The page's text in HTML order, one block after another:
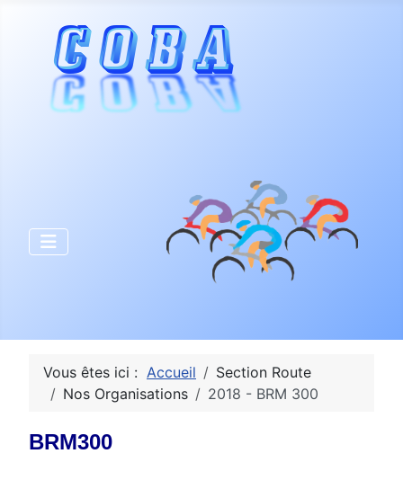
Vous êtes ici : Accueil
Section Route
Nos Organisations
2018 - BRM 300
BRM300